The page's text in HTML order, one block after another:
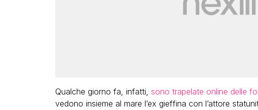
Qualche giorno fa, infatti, sono trapelate online delle
vedono insieme al mare l’ex gieffina con l’attore